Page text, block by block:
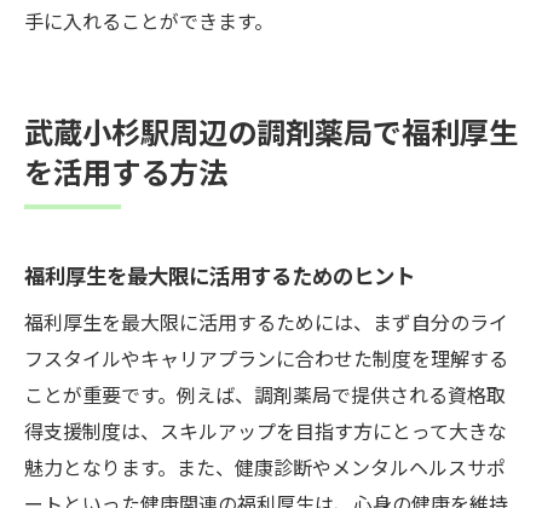
手に入れることができます。
武蔵小杉駅周辺の調剤薬局で福利厚生
を活用する方法
福利厚生を最大限に活用するためのヒント
福利厚生を最大限に活用するためには、まず自分のライ
フスタイルやキャリアプランに合わせた制度を理解する
ことが重要です。例えば、調剤薬局で提供される資格取
得支援制度は、スキルアップを目指す方にとって大きな
魅力となります。また、健康診断やメンタルヘルスサポ